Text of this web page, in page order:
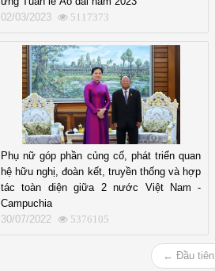
02/03/2023
5117373
Phụ nữ góp phần củng cố, phát triển quan
hệ hữu nghị, đoàn kết, truyền thống và hợp
tác toàn diện giữa 2 nước Việt Nam -
Campuchia
30/07/2022
5376105
← Đầu tiên